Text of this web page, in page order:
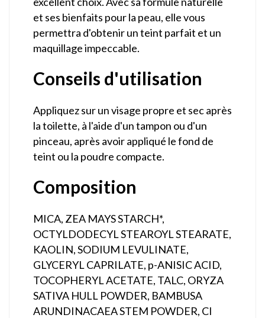
et ses bienfaits pour la peau, elle vous
permettra d'obtenir un teint parfait et un
maquillage impeccable.
Conseils d'utilisation
Appliquez sur un visage propre et sec après
la toilette, à l'aide d'un tampon ou d'un
pinceau, après avoir appliqué le fond de
teint ou la poudre compacte.
Composition
MICA, ZEA MAYS STARCH*,
OCTYLDODECYL STEAROYL STEARATE,
KAOLIN, SODIUM LEVULINATE,
GLYCERYL CAPRILATE, p-ANISIC ACID,
TOCOPHERYL ACETATE, TALC, ORYZA
SATIVA HULL POWDER, BAMBUSA
ARUNDINACAEA STEM POWDER, CI